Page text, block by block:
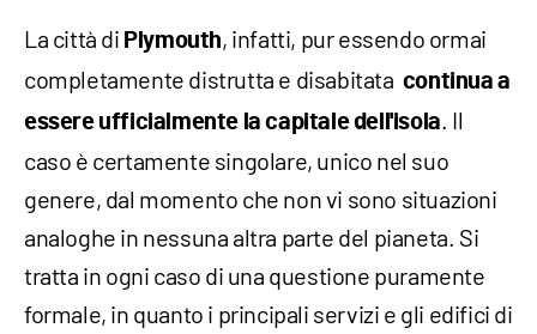
La città di Plymouth, infatti, pur essendo ormai
completamente distrutta e disabitata continua a
essere ufficialmente la capitale dell'isola. Il
caso è certamente singolare, unico nel suo
genere, dal momento che non vi sono situazioni
analoghe in nessuna altra parte del pianeta. Si
tratta in ogni caso di una questione puramente
formale, in quanto i principali servizi e gli edifici di